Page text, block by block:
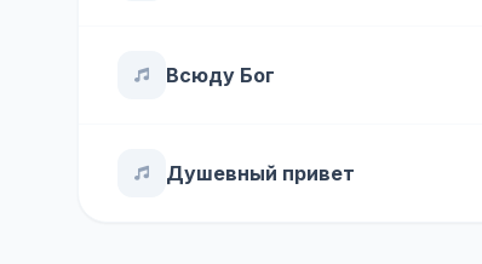
Всюду Бог
Душевный привет